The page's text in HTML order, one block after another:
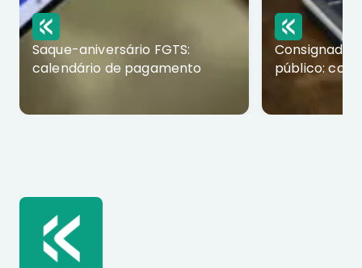
Saque-aniversário FGTS:
calendário de pagamento
Consignado
público: